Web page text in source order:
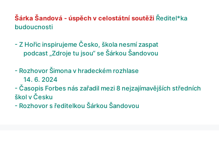
Šárka Šandová - úspěch v celostátní soutěži Ředitel*ka
budoucnosti
- Z Hořic inspirujeme Česko, škola nesmí zaspat
podcast „Zdroje tu jsou“ se Šárkou Šandovou
- Rozhovor Šimona v hradeckém rozhlase
14. 6. 2024
- Časopis Forbes nás zařadil mezi 8 nejzajímavějších středních
škol v Česku
- Rozhovor s ředitelkou Šárkou Šandovou